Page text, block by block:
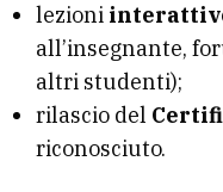
lezioni
all’insegnante,
altri studenti);
rilascio del
riconosciuto.